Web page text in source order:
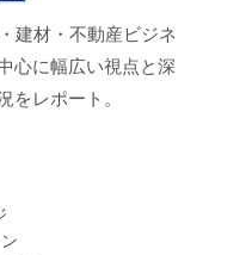
建材・不動産ビジネ
心に幅広い視点と深
をレポート。